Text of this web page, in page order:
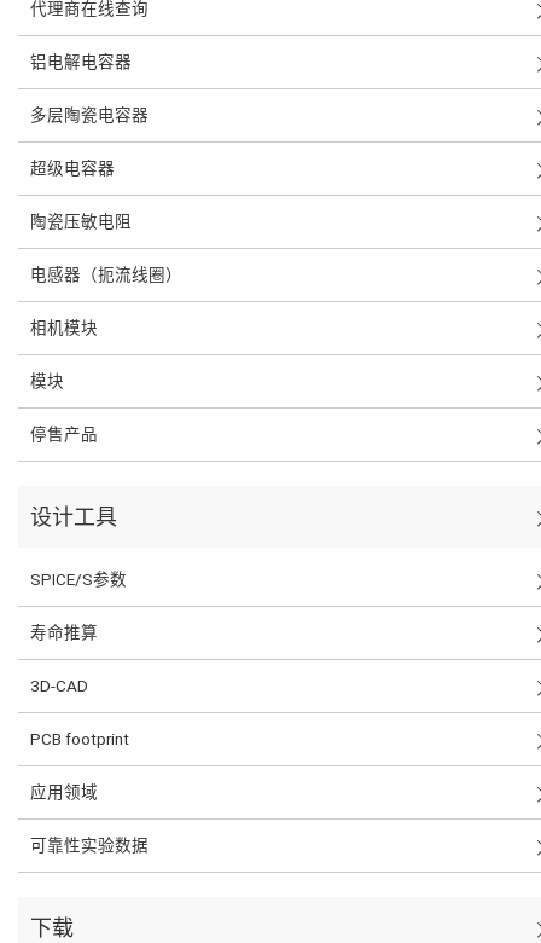
代理商在线查询
铝电解电容器
多层陶瓷电容器
超级电容器
陶瓷压敏电阻
电感器（扼流线圈）
相机模块
模块
停售产品
设计工具
SPICE/S参数
寿命推算
3D-CAD
PCB footprint
应用领域
可靠性实验数据
下载